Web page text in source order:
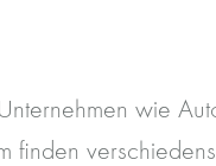
wie
finden